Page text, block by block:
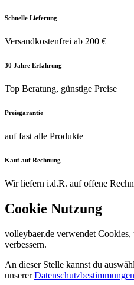
Schnelle Lieferung
Versandkostenfrei ab 200 €
30 Jahre Erfahrung
Top Beratung, günstige Preise
Preisgarantie
auf fast alle Produkte
Kauf auf Rechnung
Wir liefern i.d.R. auf offene
Cookie Nutzung
volleybaer.de verwendet
verbessern.
An dieser Stelle kannst du
unsererDatenschutzbestimmungen